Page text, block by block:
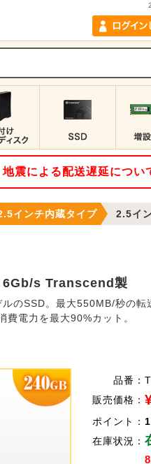
震による配送遅延につい
インチ内蔵タイプ 2.5イン
6Gb/s Transcend製
のSSD。最大550MB/秒の転
電力を最大90%カット。
品番：
販売価格：
ポイント：
在庫状況：